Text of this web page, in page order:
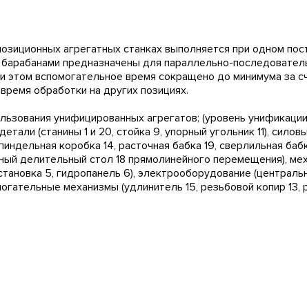
агрегатных станках выполняется при одном
предназначены для параллельно-
вспомогательное время сокращено до минимума за
обработки на других позициях.
унифицированных агрегатов; (уровень
(станины 1 и 20, стойка 9, упорный угольник 11),
коробка 14, расточная бабка 19, сверлильная
делительный стол 18 прямолинейного перемещения),
5, гидропанель 6), электрооборудование
механизмы (удлинитель 15, резьбовой копир 13,